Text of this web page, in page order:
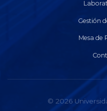
Gestión
Mesa de
© 2026